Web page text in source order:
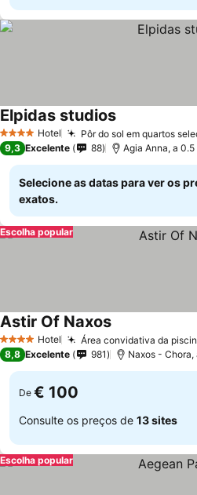
4 EstrelasHotel Pôr do sol em quartos
Elpidas studios
9,3 Excelente 88 Agia Anna, a
Selecione as datas para ver os
exatos.
Escolha popular
4 EstrelasHotel Área convidativa da
Astir Of Naxos
8,8 Excelente 981 Naxos -
De € 100
Consulte os preços de 13 sites
Escolha popular